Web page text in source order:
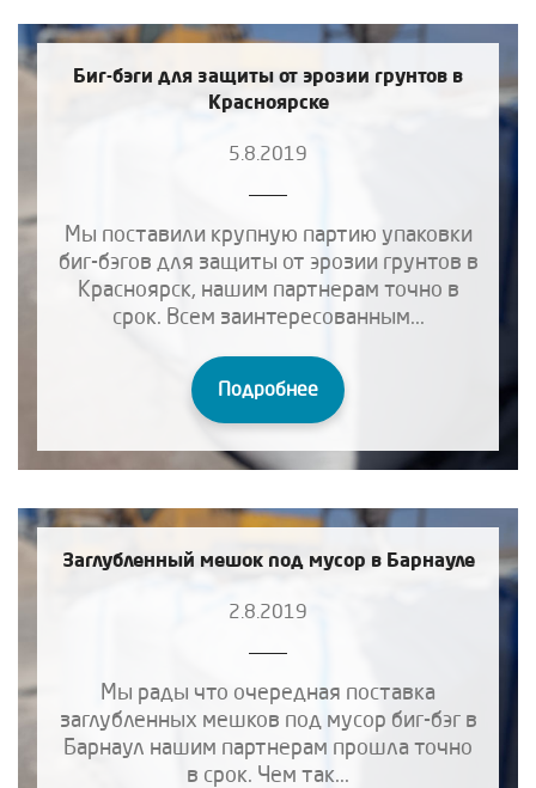
Биг-бэги для защиты от эрозии грунтов в
Красноярске
5.8.2019
Мы поставили крупную партию упаковки
биг-бэгов для защиты от эрозии грунтов в
Красноярск, нашим партнерам точно в
срок. Всем заинтересованным...
Подробнее
Заглубленный мешок под мусор в Барнауле
2.8.2019
Мы рады что очередная поставка
заглубленных мешков под мусор биг-бэг в
Барнаул нашим партнерам прошла точно
в срок. Чем так...